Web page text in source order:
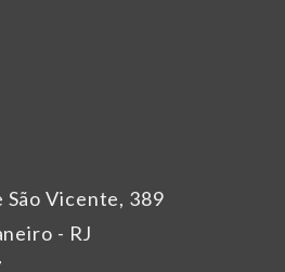
São Vicente, 389
- RJ